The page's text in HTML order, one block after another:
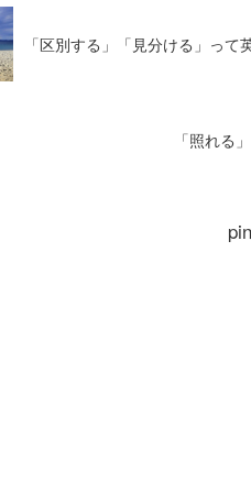
「区別する」「見分ける」って
「照れる